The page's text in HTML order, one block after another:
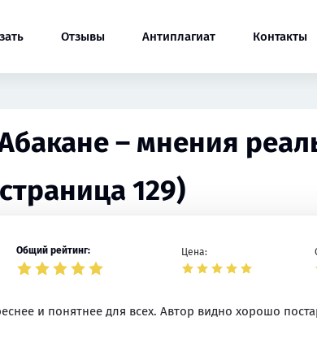
Отзывы Антиплагиат Контакты
– мнения
129)
Общий рейтинг: Цена:
и понятнее для всех. Автор видно хорошо